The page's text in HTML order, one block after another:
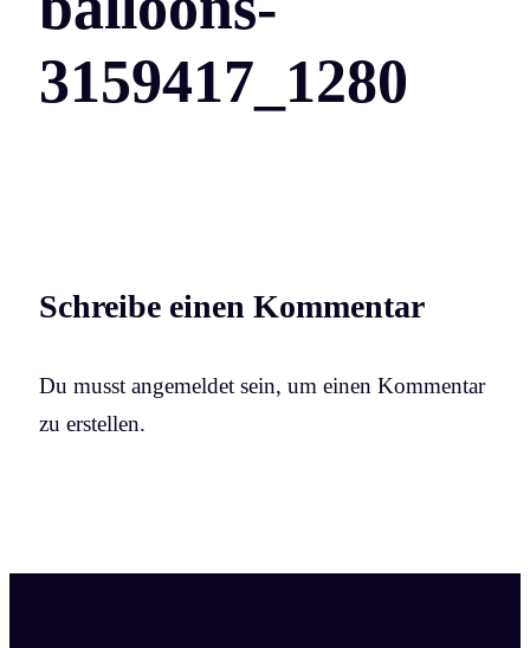
3159417_1280
Schreibe einen Kommentar
Du musst angemeldet sein, um einen Kommentar
zu erstellen.